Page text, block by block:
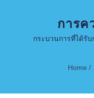
การ
กระบวนการที่ได้รับ
Home /